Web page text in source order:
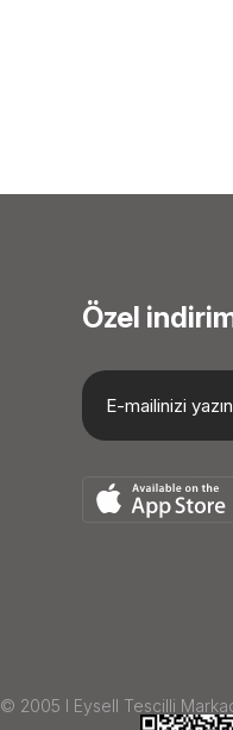
Özel
© 2005 I Eysell Tescilli